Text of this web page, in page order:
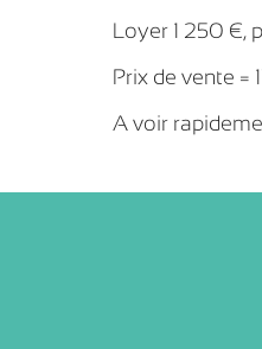
Loyer 1 250 €,
Prix de vente =
A voir